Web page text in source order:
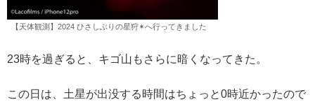
【天体観測】2024 ひさしぶりの星狩✴︎へ行ってきました
23時を過ぎると、キゴ山もさらに暗くなってきた。
この日は、土星が出没する時間はちょっと0時近かったので